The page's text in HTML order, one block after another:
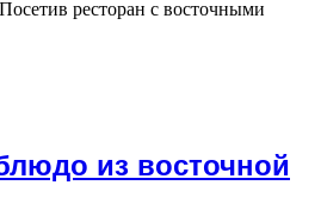
ресторан с восточными
из восточной